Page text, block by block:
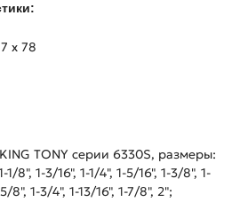
х 78
TONY серии 6330S, размеры:
1/8", 1-3/16", 1-1/4", 1-5/16", 1-3/8", 1-
8", 1-3/4", 1-13/16", 1-7/8", 2";